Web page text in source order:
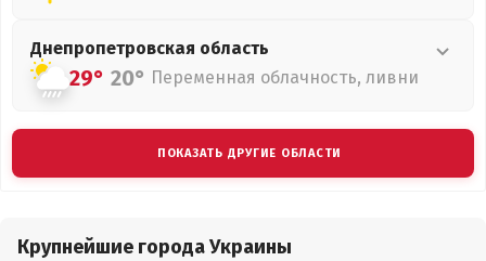
Днепропетровская область
29° 20° Переменная облачность, ливни
ПОКАЗАТЬ ДРУГИЕ ОБЛАСТИ
Крупнейшие города Украины